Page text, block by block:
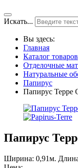
Искать...
Вы здесь:
Главная
Каталог товаров
Отделочные
Натуральные
Папирус
Папирус Терре
Папирус
Ширина: 0,91м.